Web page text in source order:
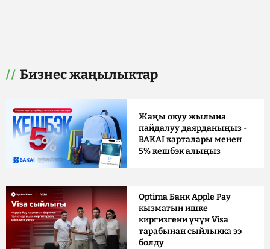
Бизнес жаңылыктар
Жаңы окуу жылына
пайдалуу даярданыңыз -
BAKAI карталары менен
5% кешбэк алыңыз
Optima Банк Apple Pay
кызматын ишке
киргизгени үчүн Visa
тарабынан сыйлыкка ээ
болду